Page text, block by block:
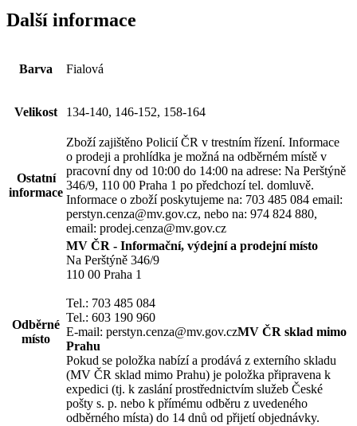
Další informace
Barva Fialová
Velikost 134-140, 146-152, 158-164
Ostatní
informace
Zboží zajištěno Policií ČR v trestním řízení. Informace
o prodeji a prohlídka je možná na odběrném místě v
pracovní dny od 10:00 do 14:00 na adrese: Na Perštýně
346/9, 110 00 Praha 1 po předchozí tel. domluvě.
Informace o zboží poskytujeme na: 703 485 084 email:
perstyn.cenza@mv.gov.cz, nebo na: 974 824 880,
email: prodej.cenza@mv.gov.cz
Odběrné
místo
MV ČR - Informační, výdejní a prodejní místo
Na Perštýně 346/9
110 00 Praha 1
Tel.: 703 485 084
Tel.: 603 190 960
E-mail: perstyn.cenza@mv.gov.czMV ČR sklad mimo
Prahu
Pokud se položka nabízí a prodává z externího skladu
(MV ČR sklad mimo Prahu) je položka připravena k
expedici (tj. k zaslání prostřednictvím služeb České
pošty s. p. nebo k přímému odběru z uvedeného
odběrného místa) do 14 dnů od přijetí objednávky.